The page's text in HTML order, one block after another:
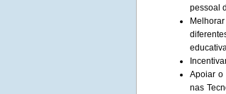
pessoal
Apoiar o
nas